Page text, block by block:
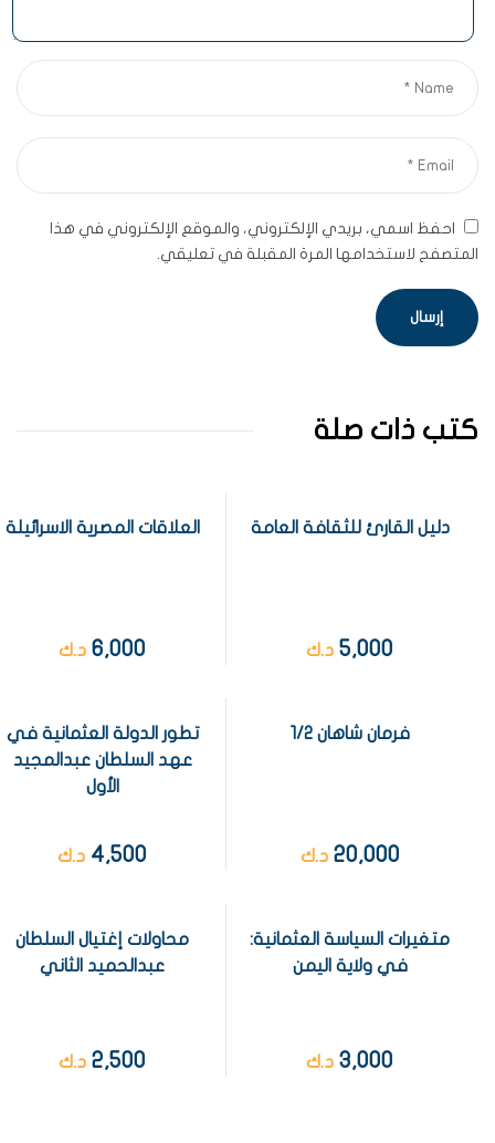
احفظ اسمي، بريدي الإلكتروني، والموقع الإلكتروني في هذا
المتصفح لاستخدامها المرة المقبلة في تعليقي.
كتب ذات صلة
دليل القارئ للثقافة العامة
5,000 د.ك
العلاقات المصرية الاسرائيلة
6,000 د.ك
فرمان شاهان 1/2
20,000 د.ك
تطور الدولة العثمانية في
عهد السلطان عبدالمجيد
الأول
4,500 د.ك
متغيرات السياسة العثمانية:
في ولاية اليمن
3,000 د.ك
محاولات إغتيال السلطان
عبدالحميد الثاني
2,500 د.ك